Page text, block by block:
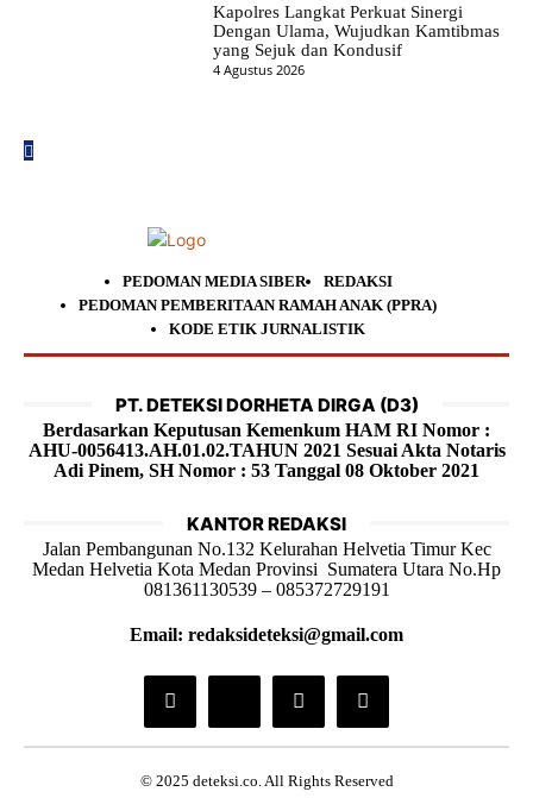
Kapolres Langkat Perkuat Sinergi
Dengan Ulama, Wujudkan Kamtibmas
yang Sejuk dan Kondusif
4 Agustus 2026
PEDOMAN MEDIA SIBER
REDAKSI
PEDOMAN PEMBERITAAN RAMAH ANAK (PPRA)
KODE ETIK JURNALISTIK
PT. DETEKSI DORHETA DIRGA (D3)
Berdasarkan Keputusan Kemenkum HAM RI Nomor :
AHU-0056413.AH.01.02.TAHUN 2021 Sesuai Akta Notaris
Adi Pinem, SH Nomor : 53 Tanggal 08 Oktober 2021
KANTOR REDAKSI
Jalan Pembangunan No.132 Kelurahan Helvetia Timur Kec
Medan Helvetia Kota Medan Provinsi Sumatera Utara No.Hp
081361130539 – 085372729191
Email: redaksideteksi@gmail.com
© 2025 deteksi.co. All Rights Reserved